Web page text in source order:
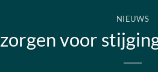
NIEUWS
voor